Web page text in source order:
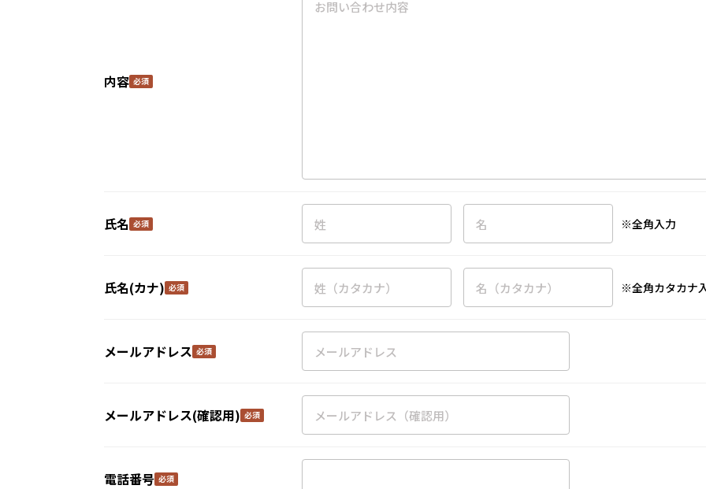
内容
氏名 ※全角入力
氏名(カナ) ※全角カタカナ
メールアドレス
メールアドレス(確認用)
電話番号